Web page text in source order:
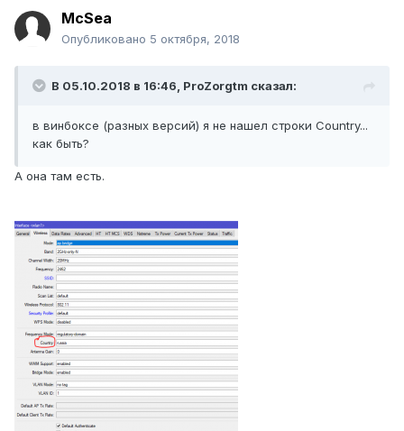
McSea
Опубликовано 5 октября, 2018
В 05.10.2018 в 16:46, ProZorgtm сказал:
в винбоксе (разных версий) я не нашел строки Country...
как быть?
А она там есть.